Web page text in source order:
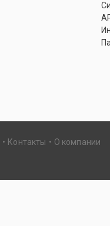
Контакты О компании